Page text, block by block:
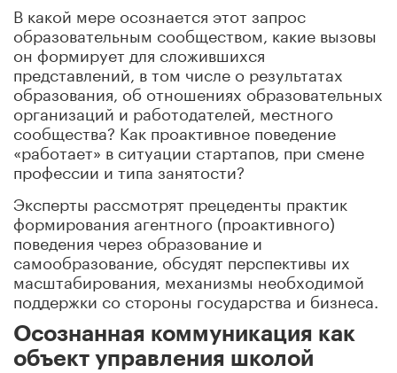
В какой мере осознается этот запрос
образовательным сообществом, какие вызовы
он формирует для сложившихся
представлений, в том числе о результатах
образования, об отношениях образовательных
организаций и работодателей, местного
сообщества? Как проактивное поведение
«работает» в ситуации стартапов, при смене
профессии и типа занятости?
Эксперты рассмотрят прецеденты практик
формирования агентного (проактивного)
поведения через образование и
самообразование, обсудят перспективы их
масштабирования, механизмы необходимой
поддержки со стороны государства и бизнеса.
Осознанная коммуникация как
объект управления школой